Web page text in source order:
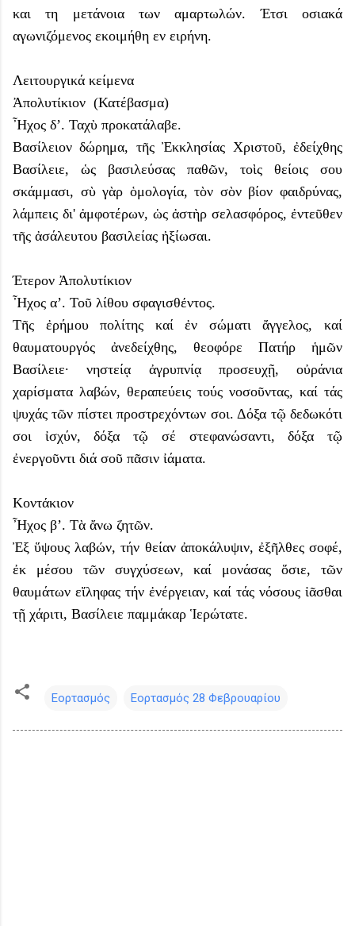
και τη μετάνοια των αμαρτωλών. Έτσι οσιακά
αγωνιζόμενος εκοιμήθη εν ειρήνη.
Λειτουργικά κείμενα
Ἀπολυτίκιον (Κατέβασμα)
Ἦχος δ’. Ταχὺ προκατάλαβε.
Βασίλειον δώρημα, τῆς Ἐκκλησίας Χριστοῦ, ἐδείχθης
Βασίλειε, ὡς βασιλεύσας παθῶν, τοὶς θείοις σου
σκάμμασι, σὺ γὰρ ὁμολογία, τὸν σὸν βίον φαιδρύνας,
λάμπεις δι' ἀμφοτέρων, ὡς ἀστὴρ σελασφόρος, ἐντεῦθεν
τῆς ἀσάλευτου βασιλείας ἠξίωσαι.
Έτερον Ἀπολυτίκιον
Ἦχος α’. Τοῦ λίθου σφαγισθέντος.
Τῆς ἐρήμου πολίτης καί ἐν σώματι ἄγγελος, καί
θαυματουργός ἀνεδείχθης, θεοφόρε Πατήρ ἡμῶν
Βασίλειε· νηστείᾳ ἀγρυπνίᾳ προσευχῇ, οὐράνια
χαρίσματα λαβών, θεραπεύεις τούς νοσοῦντας, καί τάς
ψυχάς τῶν πίστει προστρεχόντων σοι. Δόξα τῷ δεδωκότι
σοι ἰσχύν, δόξα τῷ σέ στεφανώσαντι, δόξα τῷ
ἐνεργοῦντι διά σοῦ πᾶσιν ἰάματα.
Κοντάκιον
Ἦχος β’. Τὰ ἄνω ζητῶν.
Ἐξ ὕψους λαβών, τήν θείαν ἀποκάλυψιν, ἐξῆλθες σοφέ,
ἐκ μέσου τῶν συγχύσεων, καί μονάσας ὅσιε, τῶν
θαυμάτων εἴληφας τήν ἐνέργειαν, καί τάς νόσους ἰᾶσθαι
τῇ χάριτι, Βασίλειε παμμάκαρ Ἱερώτατε.
Εορτασμός Εορτασμός 28 Φεβρουαρίου